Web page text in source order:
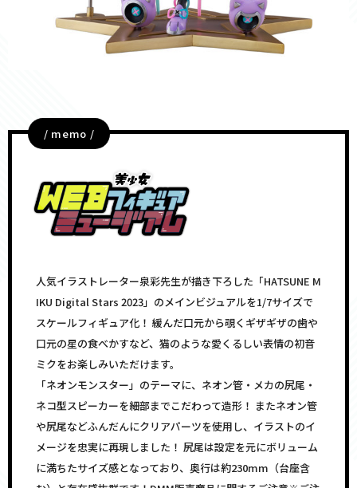
/ memo /
人気イラストレーター泉彩先生が描き下ろした「HATSUNE M
IKU Digital Stars 2023」のメインビジュアルを1/7サイズで
スケールフィギュア化！ 緩んだ口元から覗くギザギザの歯や
口元の星の食べかすなど、猫のような愛くるしい表情の初音
ミクをお楽しみいただけます。
「ネオンモンスター」のテーマに、ネオン管・メカの尻尾・
ネコ型スピーカーを細部までこだわって造形！ またネオン管
や尻尾などふんだんにクリアパーツを使用し、イラストのイ
メージを忠実に再現しました！ 尻尾は設定を元にボリューム
に満ちたサイズ感となっており、奥行は約230mm（台座含